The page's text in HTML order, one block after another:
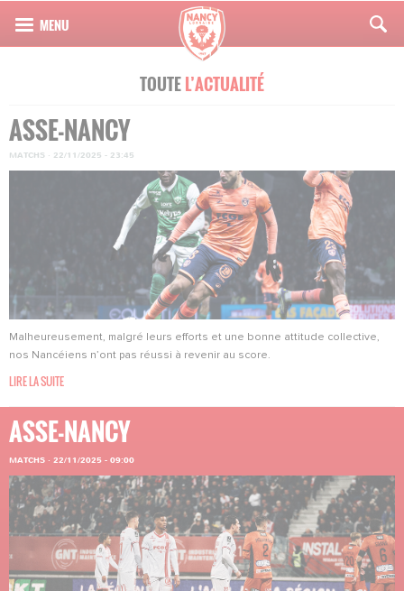
TOUTEL’ACTUALITÉ
ASSE-NANCY
MATCHS · 22/11/2025 - 23:45
Malheureusement, malgré leurs efforts et une bonne attitude collective,
nos Nancéiens n’ont pas réussi à revenir au score.
LIRE LA SUITE
ASSE-NANCY
MATCHS · 22/11/2025 - 09:00